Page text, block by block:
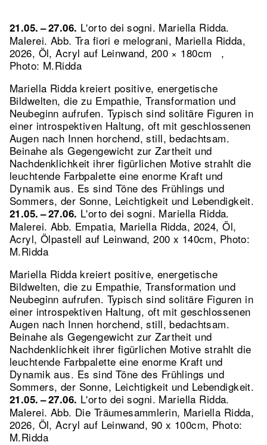
21.05. – 27.06. L'orto dei sogni. Mariella Ridda.
Malerei. Abb. Tra fiori e melograni, Mariella Ridda,
2026, Öl, Acryl auf Leinwand, 200 × 180cm ,
Photo: M.Ridda
Mariella Ridda kreiert positive, energetische
Bildwelten, die zu Empathie, Transformation und
Neubeginn aufrufen. Typisch sind solitäre Figuren in
einer introspektiven Haltung, oft mit geschlossenen
Augen nach Innen horchend, still, bedachtsam.
Beinahe als Gegengewicht zur Zartheit und
Nachdenklichkeit ihrer figürlichen Motive strahlt die
leuchtende Farbpalette eine enorme Kraft und
Dynamik aus. Es sind Töne des Frühlings und
Sommers, der Sonne, Leichtigkeit und Lebendigkeit.
21.05. – 27.06. L'orto dei sogni. Mariella Ridda.
Malerei. Abb. Empatia, Mariella Ridda, 2024, Öl,
Acryl, Ölpastell auf Leinwand, 200 x 140cm, Photo:
M.Ridda
Mariella Ridda kreiert positive, energetische
Bildwelten, die zu Empathie, Transformation und
Neubeginn aufrufen. Typisch sind solitäre Figuren in
einer introspektiven Haltung, oft mit geschlossenen
Augen nach Innen horchend, still, bedachtsam.
Beinahe als Gegengewicht zur Zartheit und
Nachdenklichkeit ihrer figürlichen Motive strahlt die
leuchtende Farbpalette eine enorme Kraft und
Dynamik aus. Es sind Töne des Frühlings und
Sommers, der Sonne, Leichtigkeit und Lebendigkeit.
21.05. – 27.06. L'orto dei sogni. Mariella Ridda.
Malerei. Abb. Die Träumesammlerin, Mariella Ridda,
2026, Öl, Acryl auf Leinwand, 90 x 100cm, Photo:
M.Ridda